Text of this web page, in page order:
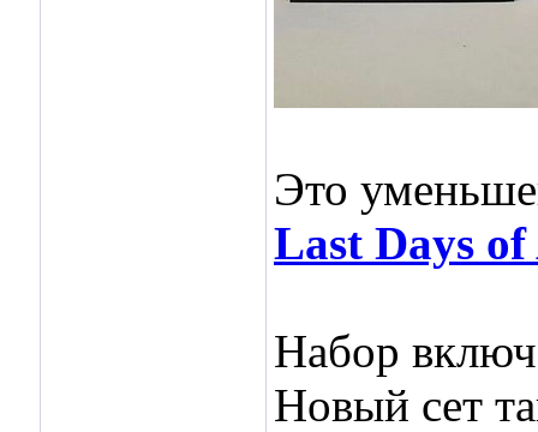
Это
Last Days
Набор
Новый сет